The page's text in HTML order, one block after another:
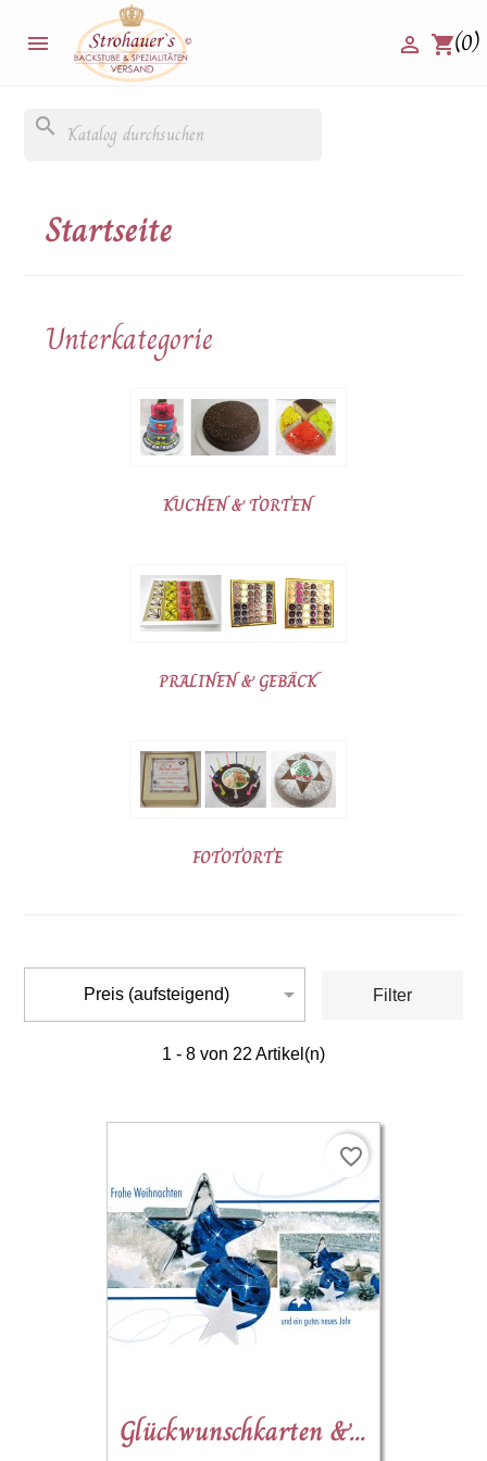
 shopping_cart(0)

search
Startseite
Unterkategorie
KUCHEN & TORTEN
PRALINEN & GEBÄCK
FOTOTORTE
Preis (aufsteigend)  Filter
1 - 8 von 22 Artikel(n)
Glückwunschkarten &...
favorite_border